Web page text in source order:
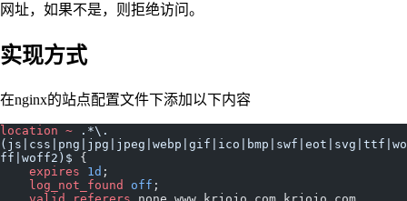
网址，如果不是，则拒绝访问。
实现方式
在nginx的站点配置文件下添加以下内容
location ~ .*\.
(js|css|png|jpg|jpeg|webp|gif|ico|bmp|swf|eot|svg|ttf|wo
ff|woff2)$ {
    expires
1d ;
    log_not_found
off ;